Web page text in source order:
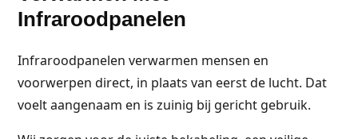
Infraroodpanelen
Infraroodpanelen verwarmen mensen en
voorwerpen direct, in plaats van eerst de lucht. Dat
voelt aangenaam en is zuinig bij gericht gebruik.